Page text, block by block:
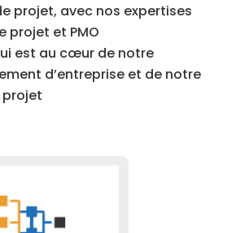
projet, avec nos expertises
projet et PMO
est au cœur de notre
d’entreprise et de notre